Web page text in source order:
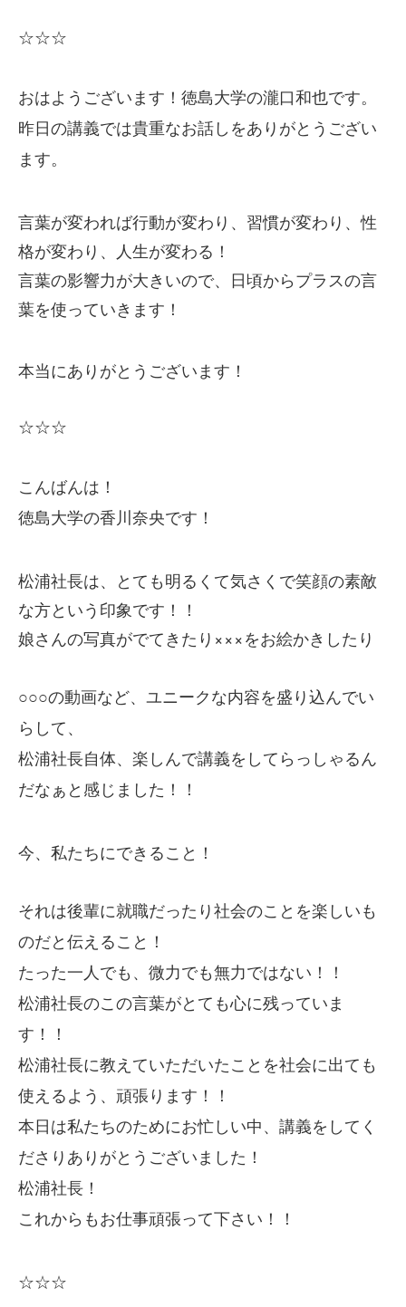
☆☆☆
おはようございます！徳島大学の瀧口和也です。
昨日の講義では貴重なお話しをありがとうござい
ます。
言葉が変われば行動が変わり、習慣が変わり、性
格が変わり、人生が変わる！
言葉の影響力が大きいので、日頃からプラスの言
葉を使っていきます！
本当にありがとうございます！
☆☆☆
こんばんは！
徳島大学の香川奈央です！
松浦社長は、とても明るくて気さくで笑顔の素敵
な方という印象です！！
娘さんの写真がでてきたり×××をお絵かきしたり
○○○の動画など、ユニークな内容を盛り込んでい
らして、
松浦社長自体、楽しんで講義をしてらっしゃるん
だなぁと感じました！！
今、私たちにできること！
それは後輩に就職だったり社会のことを楽しいも
のだと伝えること！
たった一人でも、微力でも無力ではない！！
松浦社長のこの言葉がとても心に残っていま
す！！
松浦社長に教えていただいたことを社会に出ても
使えるよう、頑張ります！！
本日は私たちのためにお忙しい中、講義をしてく
ださりありがとうございました！
松浦社長！
これからもお仕事頑張って下さい！！
☆☆☆